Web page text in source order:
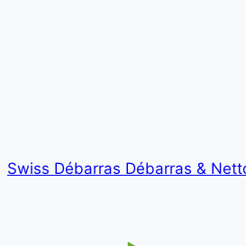
Swiss Débarras Débarras &